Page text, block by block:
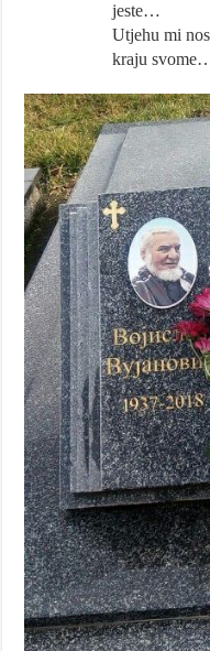
jeste…
Utjehu mi
kraju